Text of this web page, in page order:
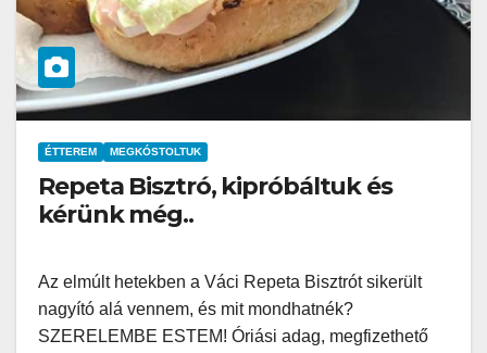
ÉTTEREM MEGKÓSTOLTUK
Repeta Bisztró, kipróbáltuk és
kérünk még..
Az elmúlt hetekben a Váci Repeta Bisztrót sikerült
nagyító alá vennem, és mit mondhatnék?
SZERELEMBE ESTEM! Óriási adag, megfizethető